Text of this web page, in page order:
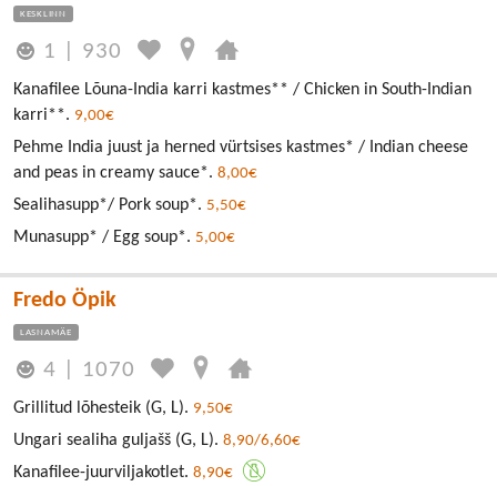
KESKLINN
1 930
Kanafilee Lõuna-India karri kastmes** / Chicken in South-Indian
karri**. 9,00€
Pehme India juust ja herned vürtsises kastmes* / Indian cheese
and peas in creamy sauce*. 8,00€
Sealihasupp*/ Pork soup*. 5,50€
Munasupp* / Egg soup*. 5,00€
Fredo Öpik
LASNAMÄE
4 1070
Grillitud lõhesteik (G, L). 9,50€
Ungari sealiha guljašš (G, L). 8,90/6,60€
Kanafilee-juurviljakotlet. 8,90€